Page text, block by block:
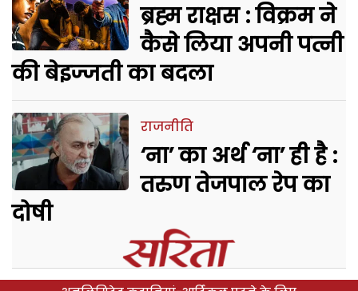
ब्रह्म राक्षस : विक्रम ने
कैसे लिया अपनी पत्नी
की बेइज्जती का बदला
राजनीति
‘ना’ का अर्थ ‘ना’ ही है :
तरुण तेजपाल रेप का
दोषी